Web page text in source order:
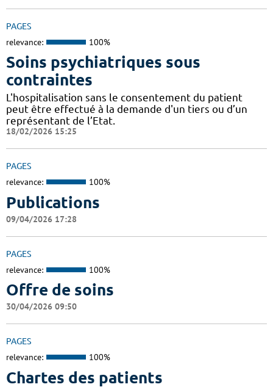
PAGES
relevance: 100%
Soins psychiatriques sous
contraintes
L'hospitalisation sans le consentement du patient
peut être effectué à la demande d'un tiers ou d’un
représentant de l’Etat.
18/02/2026 15:25
PAGES
relevance: 100%
Publications
09/04/2026 17:28
PAGES
relevance: 100%
Offre de soins
30/04/2026 09:50
PAGES
relevance: 100%
Chartes des patients